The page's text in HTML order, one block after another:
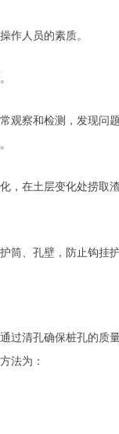
人员的素质。
察和检测，发现问
在土层变化处捞取
、孔壁，防止钩挂护
清孔确保桩孔的质
法为：